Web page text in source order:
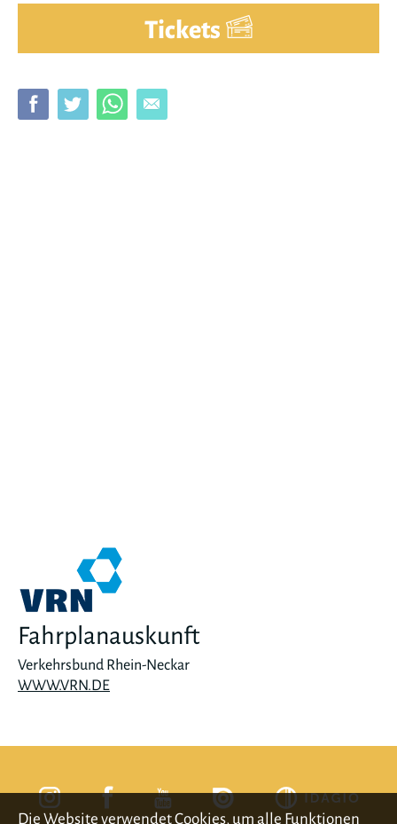
Tickets
Fahrplanauskunft
Verkehrsbund Rhein-Neckar
WWW.VRN.DE
Die Website verwendet Cookies, um alle Funktionen